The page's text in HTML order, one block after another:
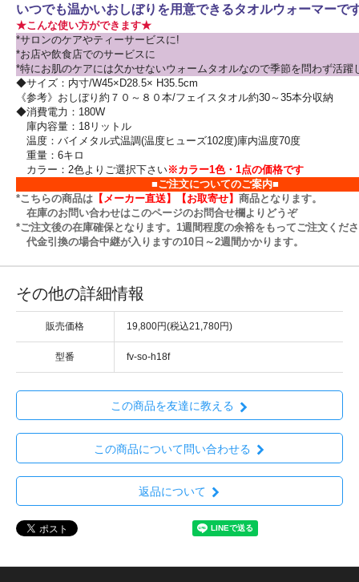
いつでも温かいおしぼりを用意できるタオルウォーマーで
★こんな使い方ができます★
*サロンのケアやティーサービスに!
*お店や飲食店でのサービスに
*特にお肌のケアには欠かせないウォームタオルなので季節を問わず活躍
◆サイズ：内寸/W45×D28.5× H35.5cm
《参考》おしぼり約７０～８０本/フェイスタオル約30～35本分収納
◆消費電力：180W
庫内容量：18リットル
温度：バイメタル式温調(温度ヒューズ102度)庫内温度70度
重量：6キロ
カラー：2色よりご選択下さい※カラー1色・1点の価格です
■ご注文についてのご案内■
*こちらの商品は 【メーカー直送】【お取寄せ】 商品となります。
在庫のお問い合わせはこのページのお問合せ欄よりどうぞ
*ご注文後の在庫確保となります。1週間程度の余裕をもってご注文くだ
代金引換の場合中継が入りますの10日～2週間かかります。
その他の詳細情報
販売価格 19,800円(税込21,780円)
型番 fv-so-h18f
この商品を友達に教える
この商品について問い合わせる
返品について